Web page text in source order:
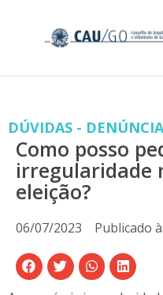
DÚVIDAS -
Como posso
irregularidade
eleição?
06/07/2023 Publicado